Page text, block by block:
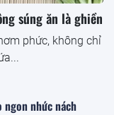
súng ăn là ghiền
phức, không chỉ
ngon nhức nách